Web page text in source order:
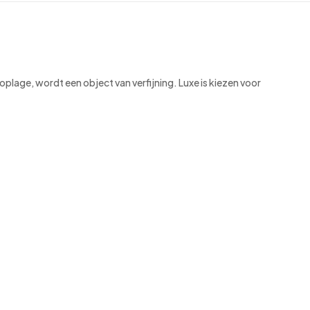
wordt een object van verfijning. Luxe is kiezen voor